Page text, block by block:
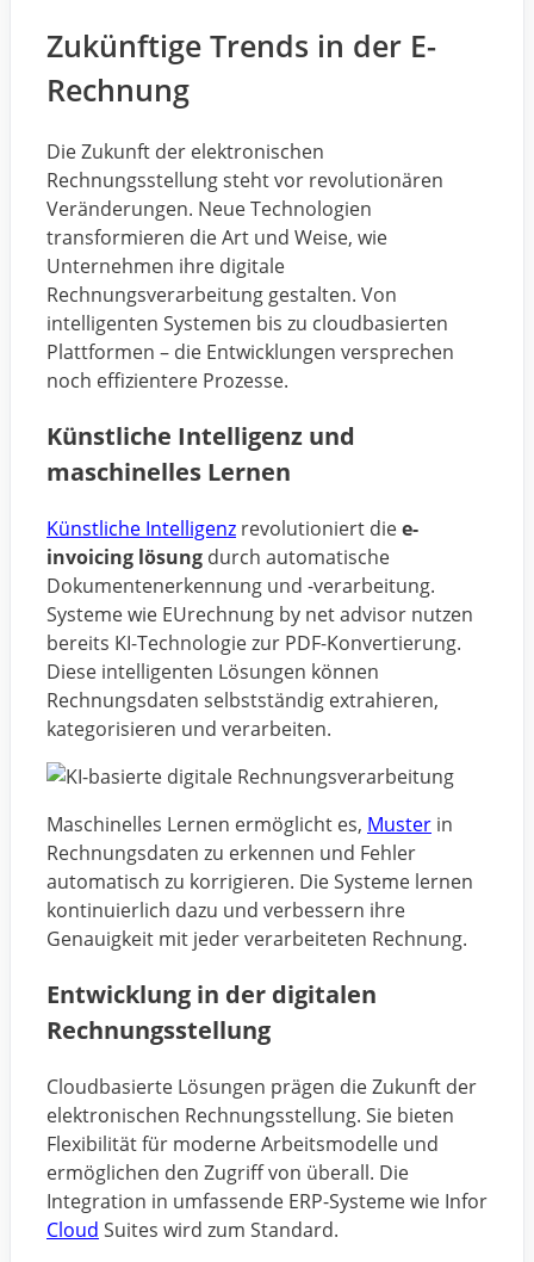
Zukünftige Trends in der E-
Rechnung
Die Zukunft der elektronischen
Rechnungsstellung steht vor revolutionären
Veränderungen. Neue Technologien
transformieren die Art und Weise, wie
Unternehmen ihre digitale
Rechnungsverarbeitung gestalten. Von
intelligenten Systemen bis zu cloudbasierten
Plattformen – die Entwicklungen versprechen
noch effizientere Prozesse.
Künstliche Intelligenz und
maschinelles Lernen
Künstliche Intelligenz revolutioniert diee-
invoicing lösung durch automatische
Dokumentenerkennung und -verarbeitung.
Systeme wie EUrechnung by net advisor nutzen
bereits KI-Technologie zur PDF-Konvertierung.
Diese intelligenten Lösungen können
Rechnungsdaten selbstständig extrahieren,
kategorisieren und verarbeiten.
Maschinelles Lernen ermöglicht es, Muster in
Rechnungsdaten zu erkennen und Fehler
automatisch zu korrigieren. Die Systeme lernen
kontinuierlich dazu und verbessern ihre
Genauigkeit mit jeder verarbeiteten Rechnung.
Entwicklung in der digitalen
Rechnungsstellung
Cloudbasierte Lösungen prägen die Zukunft der
elektronischen Rechnungsstellung. Sie bieten
Flexibilität für moderne Arbeitsmodelle und
ermöglichen den Zugriff von überall. Die
Integration in umfassende ERP-Systeme wie Infor
Cloud Suites wird zum Standard.